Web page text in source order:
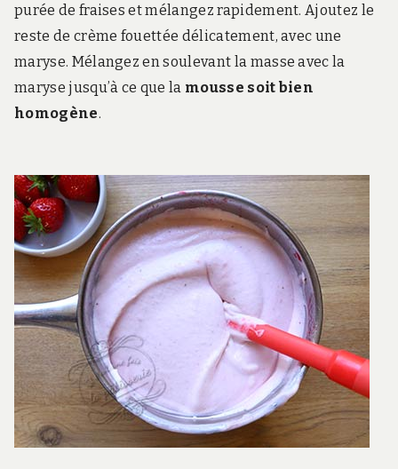
purée de fraises et mélangez rapidement. Ajoutez le
reste de crème fouettée délicatement, avec une
maryse. Mélangez en soulevant la masse avec la
maryse jusqu’à ce que la mousse soit bien
homogène.